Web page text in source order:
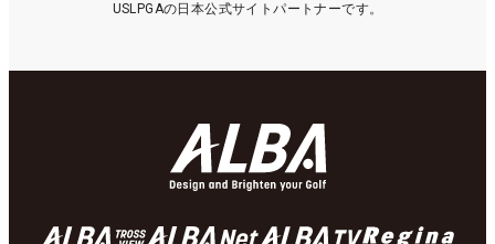
USLPGAの日本公式サイトパートナーです。